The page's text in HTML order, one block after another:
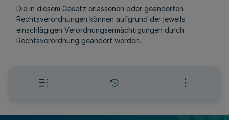
Die in diesem Gesetz erlassenen oder geänderten
Rechtsverordnungen können aufgrund der jeweils
einschlägigen Verordnungsermächtigungen durch
Rechtsverordnung geändert werden.